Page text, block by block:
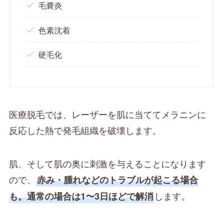
毛嚢炎
色素沈着
硬毛化
医療脱毛では、レーザーを肌に当ててメラニンに
反応した熱で発毛組織を破壊します。
肌、そして肌の奥に刺激を与えることになります
ので、 赤み・腫れなどのトラブルが起こる場合
も。通常の場合は1〜3日ほどで解消します。